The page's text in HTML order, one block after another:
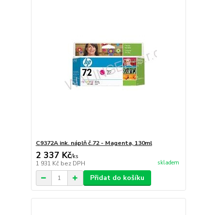
C9372A ink. náplň č.72 - Magenta, 130ml
2 337 Kč/ks
1 931 Kč bez DPH skladem
Přidat do košíku